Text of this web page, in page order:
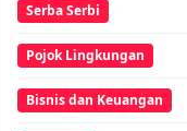
Serba Serbi
Pojok Lingkungan
Bisnis dan Keuangan